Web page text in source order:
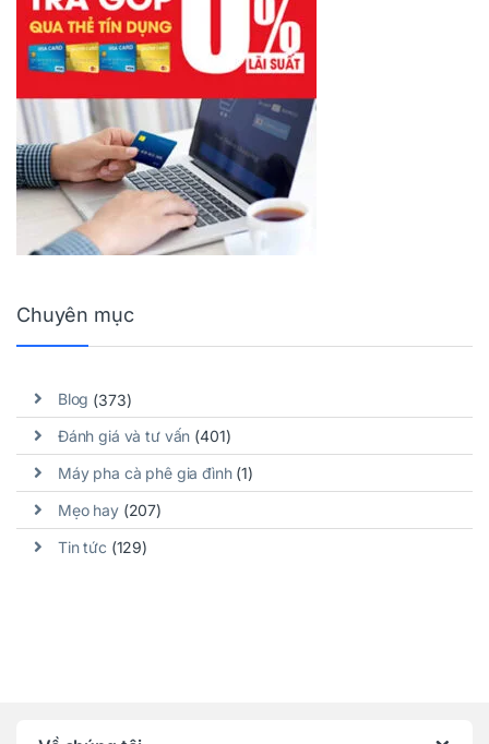
Chuyên mục
Blog (373)
Đánh giá và tư vấn (401)
Máy pha cà phê gia đình(1)
Mẹo hay(207)
Tin tức (129)